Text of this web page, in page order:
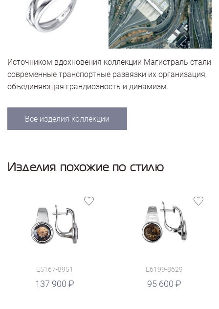
Источником вдохновения коллекции Магистраль стали
современные транспортные развязки их организация,
объединяющая грандиозность и динамизм.
Все изделия коллекции
Изделия похожие по стилю
E5167-8951
137 900
E6199-8629
95 600
руб.